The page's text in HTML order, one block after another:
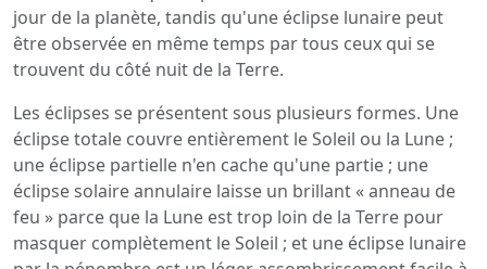
jour de la planète, tandis qu'une éclipse lunaire peut
être observée en même temps par tous ceux qui se
trouvent du côté nuit de la Terre.
Les éclipses se présentent sous plusieurs formes. Une
éclipse totale couvre entièrement le Soleil ou la Lune ;
une éclipse partielle n'en cache qu'une partie ; une
éclipse solaire annulaire laisse un brillant « anneau de
feu » parce que la Lune est trop loin de la Terre pour
masquer complètement le Soleil ; et une éclipse lunaire